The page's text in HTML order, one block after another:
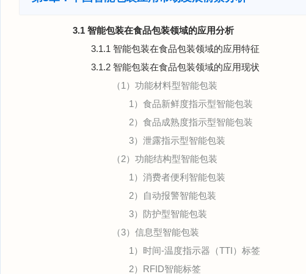
3.1 智能包装在食品包装领域的应用分析
3.1.1 智能包装在食品包装领域的应用特征
3.1.2 智能包装在食品包装领域的应用现状
（1）功能材料型智能包装
1）食品新鲜度指示型智能包装
2）食品成熟度指示型智能包装
3）泄露指示型智能包装
（2）功能结构型智能包装
1）消费者便利智能包装
2）自动报警智能包装
3）防护型智能包装
（3）信息型智能包装
1）时间-温度指示器（TTI）标签
2）RFID智能标签